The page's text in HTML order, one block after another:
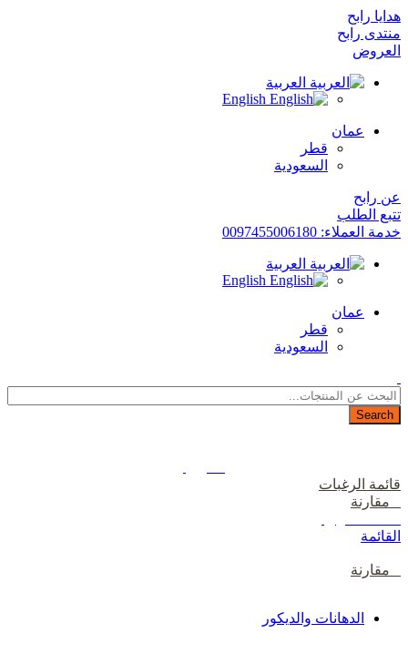
هدايا رابح
منتدى رابح
العروض
العربية
English
عمان
قطر
السعودية
عن رابح
تتبع الطلب
خدمة العملاء: 0097455006180
العربية
English
عمان
قطر
السعودية
Search
قائمة الرغبات
مقارنة
القائمة
مقارنة
الدهانات والديكور